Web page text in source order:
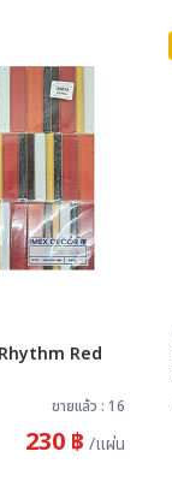
Red
ขายแล้ว : 16
230 ฿ /แผ่น